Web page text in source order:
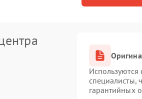
специалисты,
гарантийных